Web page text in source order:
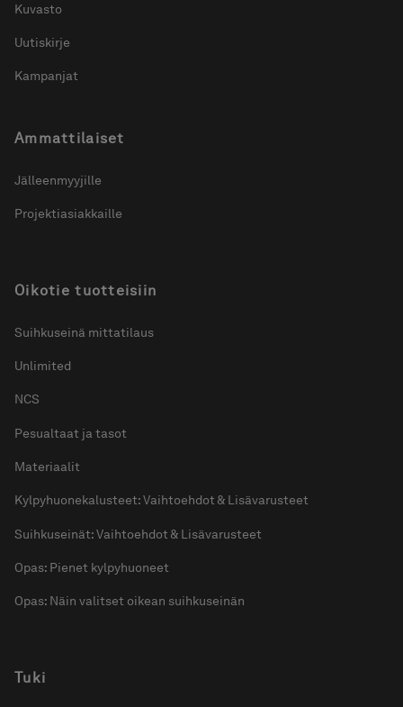
Kuvasto
Uutiskirje
Kampanjat
Ammattilaiset
Jälleenmyyjille
Projektiasiakkaille
Oikotie tuotteisiin
Suihkuseinä mittatilaus
Unlimited
NCS
Pesualtaat ja tasot
Materiaalit
Kylpyhuonekalusteet: Vaihtoehdot & Lisävarusteet
Suihkuseinät: Vaihtoehdot & Lisävarusteet
Opas: Pienet kylpyhuoneet
Opas: Näin valitset oikean suihkuseinän
Tuki